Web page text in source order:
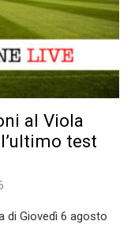
al Viola
test
di Giovedì 6 agosto